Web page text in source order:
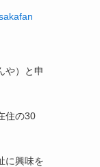
や）と申
住の30
に興味を